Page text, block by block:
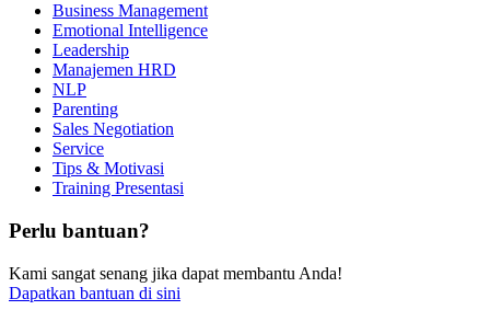
Business Management
Emotional Intelligence
Leadership
Manajemen HRD
NLP
Parenting
Sales Negotiation
Service
Tips & Motivasi
Training Presentasi
Perlu bantuan?
Kami sangat senang jika dapat membantu Anda!
Dapatkan bantuan di sini